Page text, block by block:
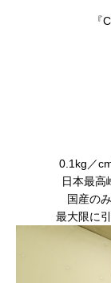
『
0.1kg／
日本最高
国産の
最大限に